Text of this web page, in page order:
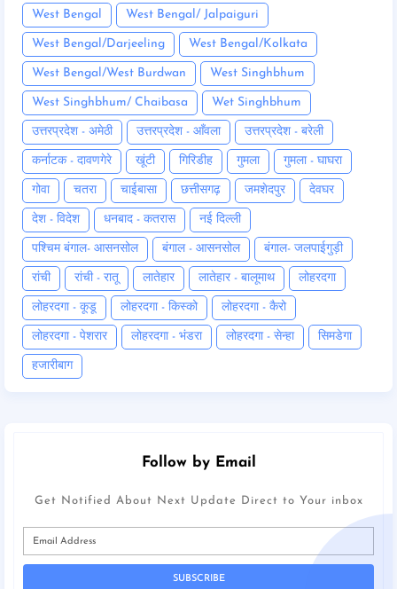
West Bengal West Bengal/ Jalpaiguri
West Bengal/Darjeeling West Bengal/Kolkata
West Bengal/West Burdwan West Singhbhum
West Singhbhum/ Chaibasa Wet Singhbhum
उत्तरप्रदेश - अमेठी उत्तरप्रदेश - आँवला उत्तरप्रदेश - बरेली
कर्नाटक - दावणगेरे खूंटी गिरिडीह गुमला गुमला - घाघरा
गोवा चतरा चाईबासा छत्तीसगढ़ जमशेदपुर देवघर
देश - विदेश धनबाद - कतरास नई दिल्ली
पश्चिम बंगाल- आसनसोल बंगाल - आसनसोल बंगाल- जलपाईगुड़ी
रांची रांची - रातू लातेहार लातेहार - बालूमाथ लोहरदगा
लोहरदगा - कूडू लोहरदगा - किस्को लोहरदगा - कैरो
लोहरदगा - पेशरार लोहरदगा - भंडरा लोहरदगा - सेन्हा सिमडेगा
हजारीबाग
Follow by Email
Get Notified About Next Update Direct to Your inbox